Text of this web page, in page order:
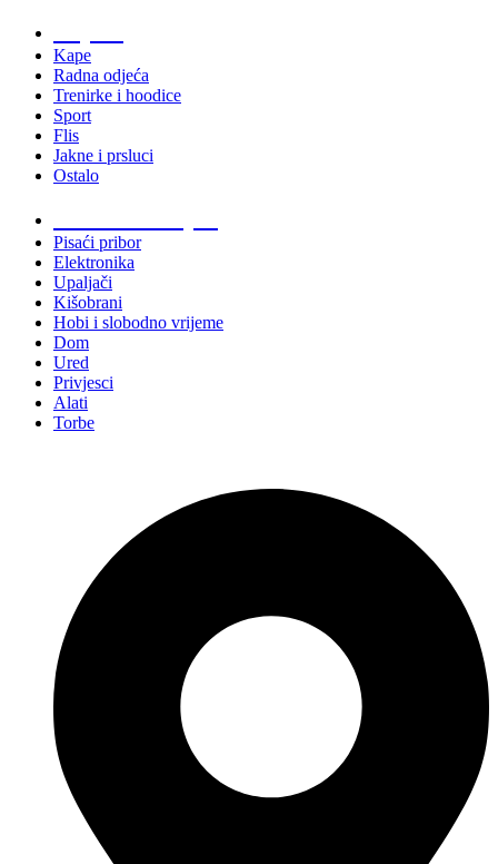
Kape
Radna odjeća
Trenirke i hoodice
Sport
Flis
Jakne i prsluci
Ostalo
Pisaći pribor
Elektronika
Upaljači
Kišobrani
Hobi i slobodno vrijeme
Dom
Ured
Privjesci
Alati
Torbe